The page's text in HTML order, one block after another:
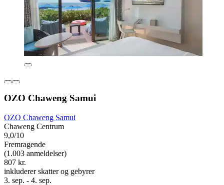
OZO Chaweng Samui
OZO Chaweng Samui
Chaweng Centrum
9,0/10
Fremragende
(1.003 anmeldelser)
807 kr.
inkluderer skatter og gebyrer
3. sep. - 4. sep.